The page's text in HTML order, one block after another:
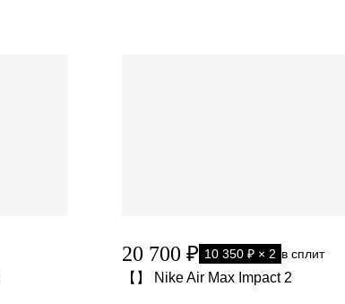
20 700 ₽ 10 350 ₽ × 2 в сплит
【】 Nike Air Max Impact 2